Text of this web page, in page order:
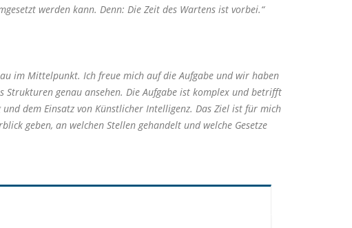
werden kann. Denn: Die Zeit des Wartens ist vorbei.“
im Mittelpunkt. Ich freue mich auf die Aufgabe und wir haben
genau ansehen. Die Aufgabe ist komplex und betrifft
dem Einsatz von Künstlicher Intelligenz. Das Ziel ist für mich
geben, an welchen Stellen gehandelt und welche Gesetze